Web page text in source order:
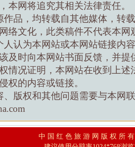
本网将追究其相关法律责任。
作品，均转载自其他媒体，转
络文化，此类稿件不代表本网
人认为本网站或本网站链接内
及时向本网站书面反馈，并提
情况证明，本网站在收到上述
权的内容或链接。
、版权和其他问题需要与本网
中 国 红 色 旅 游 网 版 权 所